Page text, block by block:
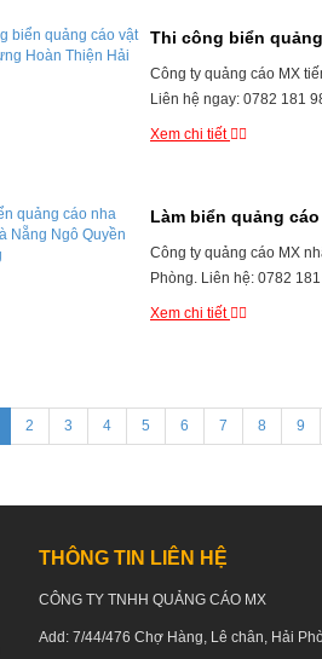
Thi công biển
Công ty quảng cáo MX
Liên hệ ngay: 0782 181
Xem chi tiết
Làm biển quảng
Công ty quảng cáo MX
Phòng. Liên hệ: 0782
Xem chi tiết
2 3 4 5 6 7 8 9
THÔNG TIN LIÊN HỆ
CÔNG TY TNHH QUẢNG CÁO MX
Add: 7/44/476 Chợ Hàng, Lê chân, Hải